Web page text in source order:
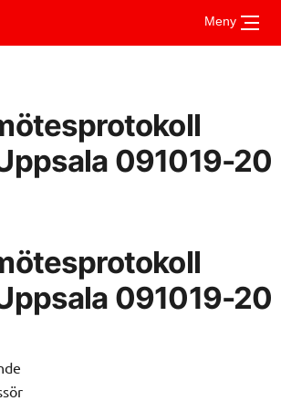
Meny
091019-20
091019-20